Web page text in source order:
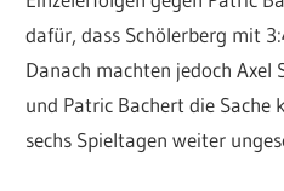
dafür, dass Schölerberg mit
Danach machten jedoch Axel
und Patric Bachert die
sechs Spieltagen weiter